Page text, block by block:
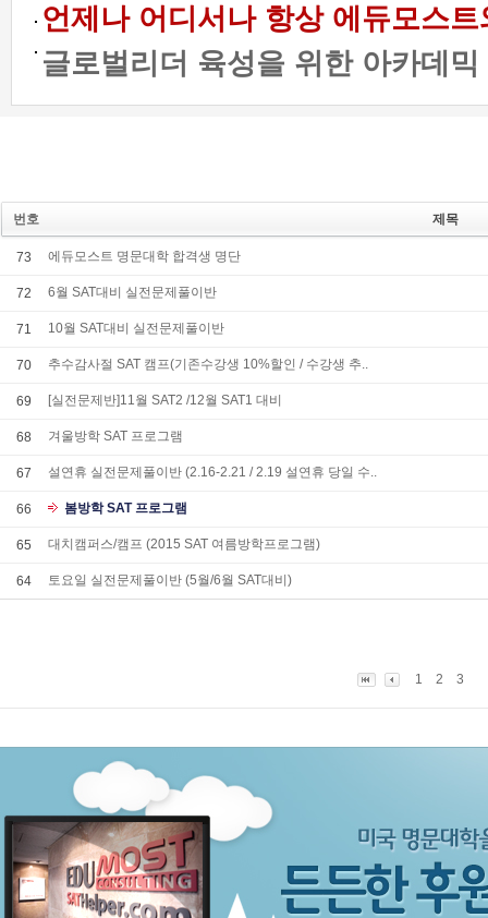
언제나 어디서나 항상 에듀모스
글로벌리더 육성을 위한 아카데
번호 제목
73 에듀모스트 명문대학 합격생 명단
72 6월 SAT대비 실전문제풀이반
71 10월 SAT대비 실전문제풀이반
70 추수감사절 SAT 캠프(기존수강생 10%할인 / 수강생 추..
69 [실전문제반]11월 SAT2 /12월 SAT1 대비
68 겨울방학 SAT 프로그램
67 설연휴 실전문제풀이반 (2.16-2.21 / 2.19 설연휴 당일 수..
66 봄방학 SAT 프로그램
65 대치캠퍼스/캠프 (2015 SAT 여름방학프로그램)
64 토요일 실전문제풀이반 (5월/6월 SAT대비)
1 2 3